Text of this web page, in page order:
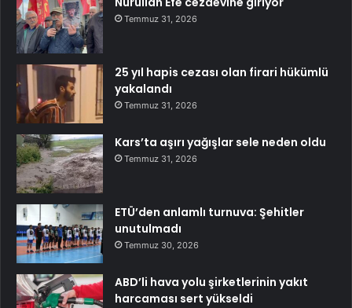
Temmuz 31, 2026
25 yıl hapis cezası olan firari hükümlü
yakalandı
Temmuz 31, 2026
Kars’ta aşırı yağışlar sele neden oldu
Temmuz 31, 2026
ETÜ’den anlamlı turnuva: Şehitler
unutulmadı
Temmuz 30, 2026
ABD’li hava yolu şirketlerinin yakıt
harcaması sert yükseldi